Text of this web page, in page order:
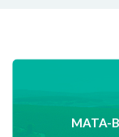
MATA-